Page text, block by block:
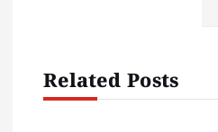
o
Related Posts